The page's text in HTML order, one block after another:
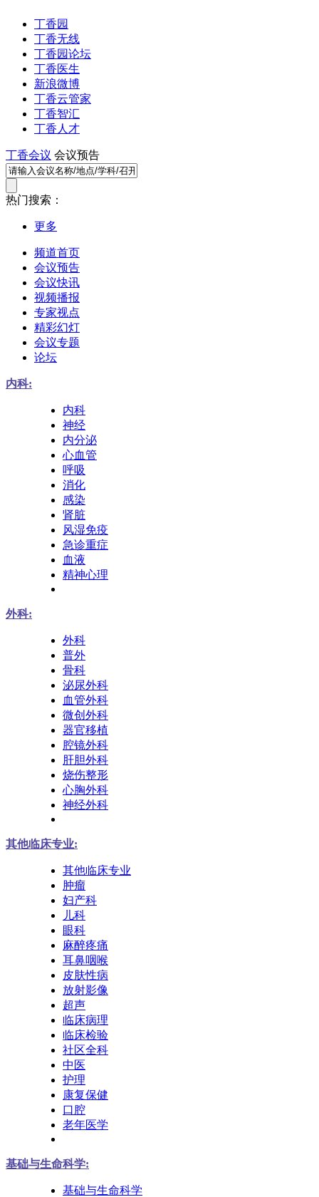
丁香园
丁香无线
丁香园论坛
丁香医生
新浪微博
丁香云管家
丁香智汇
丁香人才
丁香会议 会议预告
热门搜索：
更多
频道首页
会议预告
会议快讯
视频播报
专家视点
精彩幻灯
会议专题
论坛
内科:
内科
神经
内分泌
心血管
呼吸
消化
感染
肾脏
风湿免疫
急诊重症
血液
精神心理
外科:
外科
普外
骨科
泌尿外科
血管外科
微创外科
器官移植
腔镜外科
肝胆外科
烧伤整形
心胸外科
神经外科
其他临床专业:
其他临床专业
肿瘤
妇产科
儿科
眼科
麻醉疼痛
耳鼻咽喉
皮肤性病
放射影像
超声
临床病理
临床检验
社区全科
中医
护理
康复保健
口腔
老年医学
基础与生命科学:
基础与生命科学